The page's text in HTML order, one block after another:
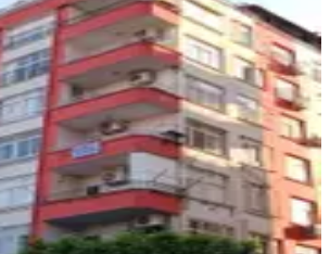
(ilke ) Emlaktan Öğretmenler
Asansörlü 4. Kat Satılık Daire
Öğretmenler Mahallesi
·130 m²·4. Kat·04.08.2026
₺
ÖZ